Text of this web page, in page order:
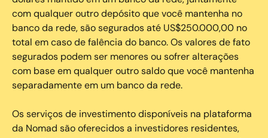
com qualquer outro depósito que você mantenha no
banco da rede, são segurados até US$250.000,00 no
total em caso de falência do banco. Os valores de fato
segurados podem ser menores ou sofrer alterações
com base em qualquer outro saldo que você mantenha
separadamente em um banco da rede.
Os serviços de investimento disponíveis na plataforma
da Nomad são oferecidos a investidores residentes,